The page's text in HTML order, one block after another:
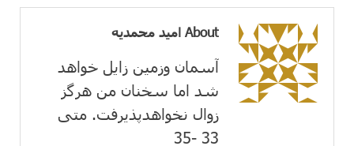
About امید محمدیه
آسمان وزمین زايل خواهد
شد اما سخنان من هرگز
زوال نخواهدپذیرفت. متی
33 -35